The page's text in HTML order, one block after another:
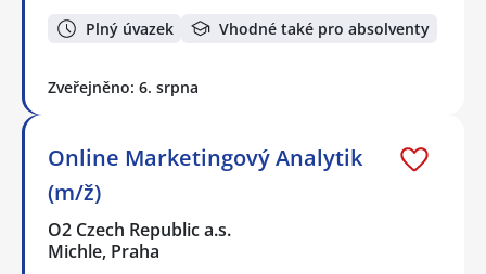
Plný úvazek Vhodné také pro absolventy
Zveřejněno: 6. srpna
Online Marketingový Analytik
(m/ž)
O2 Czech Republic a.s.
Michle, Praha